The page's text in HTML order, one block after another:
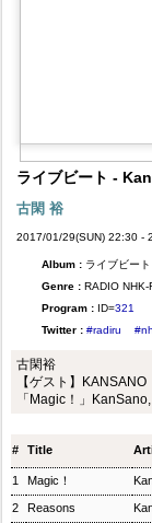
ライブビート -
古閑 裕
2017/01/29(SUN) 22:30 -
Album : ライブビー
Genre : RADIO NHK-
Program : ID=321
Twitter : #radiru
古閑裕
【ゲスト】KANSANO
「Magic！」
# Title
1 Magic！
2 Reasons